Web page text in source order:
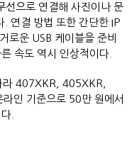
선으로 연결해 사진이나 문
연결 방법 또한 간단한 IP
로운 USB 케이블을 준비
속도 역시 인상적이다.
라 407XKR, 405XKR,
인 기준으로 50만 원에서
.